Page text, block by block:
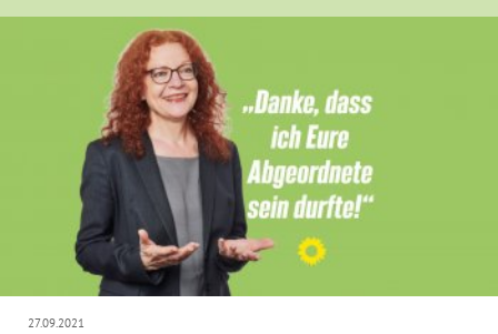
27.09.2021